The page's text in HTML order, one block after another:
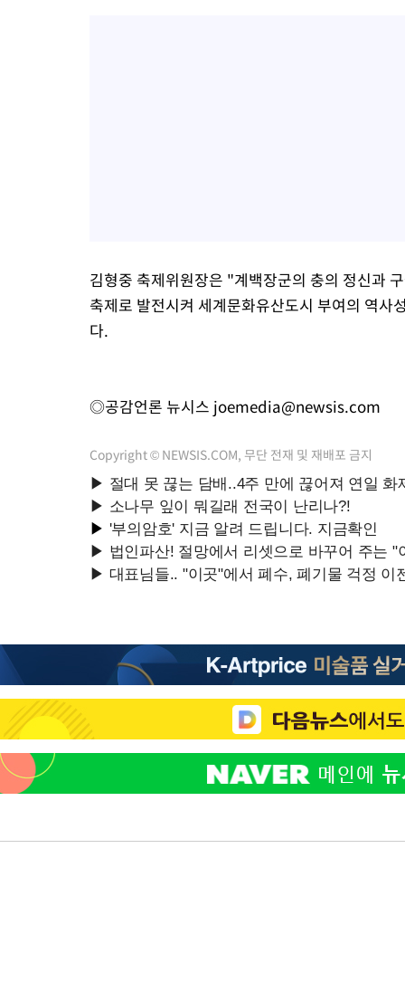
김형중 축제위원장은 "계백장군의 충의 정신과
축제로 발전시켜 세계문화유산도시 부여의 역
다.
◎공감언론 뉴시스 joemedia@newsis.com
Copyright © NEWSIS.COM, 무단 전재 및 재배포 금지